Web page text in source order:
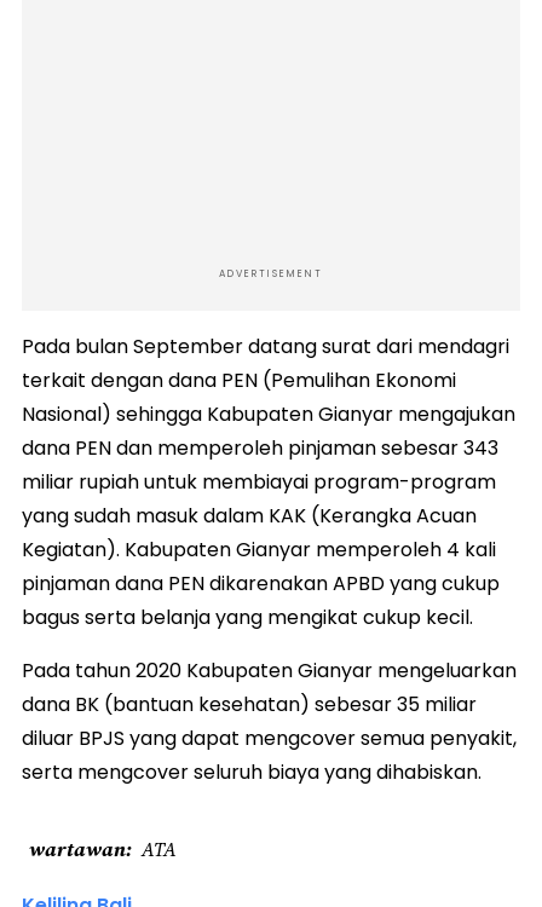
ADVERTISEMENT
Pada bulan September datang surat dari mendagri
terkait dengan dana PEN (Pemulihan Ekonomi
Nasional) sehingga Kabupaten Gianyar mengajukan
dana PEN dan memperoleh pinjaman sebesar 343
miliar rupiah untuk membiayai program-program
yang sudah masuk dalam KAK (Kerangka Acuan
Kegiatan). Kabupaten Gianyar memperoleh 4 kali
pinjaman dana PEN dikarenakan APBD yang cukup
bagus serta belanja yang mengikat cukup kecil.
Pada tahun 2020 Kabupaten Gianyar mengeluarkan
dana BK (bantuan kesehatan) sebesar 35 miliar
diluar BPJS yang dapat mengcover semua penyakit,
serta mengcover seluruh biaya yang dihabiskan.
wartawan ATA